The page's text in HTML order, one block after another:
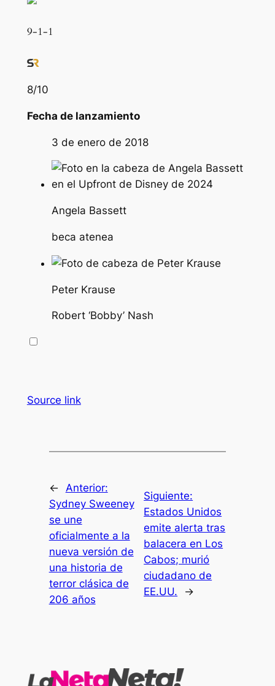
9-1-1
8/10
Fecha de lanzamiento
3 de enero de 2018
Angela Bassett
beca atenea
Peter Krause
Robert ‘Bobby’ Nash
Source link
←
Anterior:
Sydney Sweeney
se une
oficialmente a la
nueva versión de
una historia de
terror clásica de
206 años
Siguiente:
Estados Unidos
emite alerta tras
balacera en Los
Cabos; murió
ciudadano de
EE.UU.
→